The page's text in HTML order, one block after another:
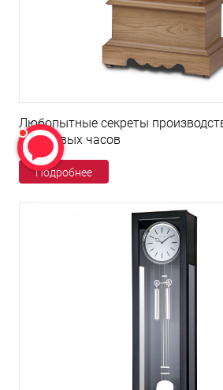
Любопытные секреты
кварцевых часов
Подробнее